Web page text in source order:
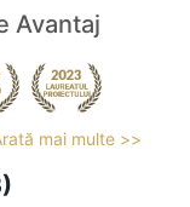
Avantaj
mai multe >>